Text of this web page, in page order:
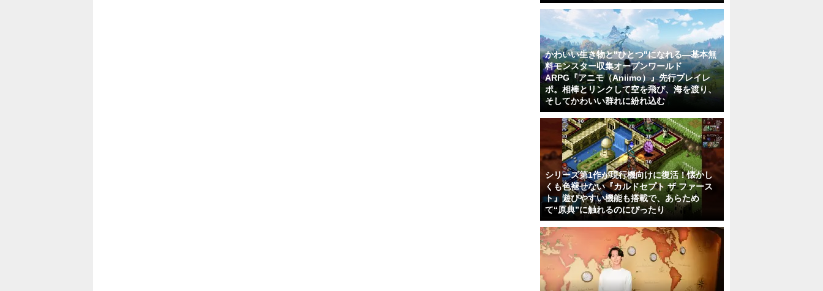
かわいい生き物と"ひとつ"になれる―基本無
料モンスター収集オープンワールド
ARPG『アニモ（Aniimo）』先行プレイレ
ポ。相棒とリンクして空を飛び、海を渡り、
そしてかわいい群れに紛れ込む
シリーズ第1作が現行機向けに復活！懐かし
くも色褪せない『カルドセプト ザ ファース
ト』遊びやすい機能も搭載で、あらため
て“原典”に触れるのにぴったり